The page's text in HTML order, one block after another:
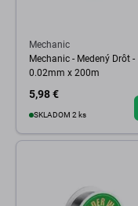
Mechanic
Mechanic - Medený Drôt -
0.02mm x 200m
5,98 €
SKLADOM 2 ks